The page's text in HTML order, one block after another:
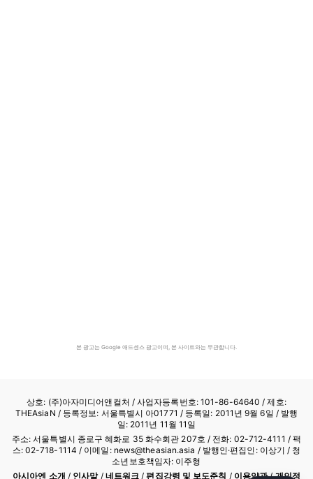
본 광고는 Google 애드센스 광고이며, 본 사이트와는 무관합니다.
상호: (주)아자미디어앤컬처 /사업자등록번호: 101-86-64640 / 제호:
THEAsiaN / 등록정보: 서울특별시 아01771 / 등록일: 2011년 9월 6일 / 발행
일: 2011년 11월 11일
주소: 서울특별시 종로구 혜화로 35 화수회관 207호 / 전화: 02-712-4111 / 팩
스: 02-718-1114 / 이메일: news@theasian.asia / 발행인·편집인: 이상기 / 청
소년보호책임자: 이주형
아시아엔 소개 / 인사말/ 네트워크 /편집강령 및 보도준칙 / 이용약관/개인정